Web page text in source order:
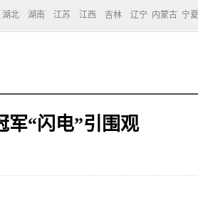
湖北 湖南 江苏 江西 吉林 辽宁 内蒙古 宁夏
军“闪电”引围观